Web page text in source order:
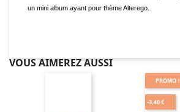
un mini album ayant pour thème Alterego.
VOUS AIMEREZ AUSSI
PROMO !
-3,40 €